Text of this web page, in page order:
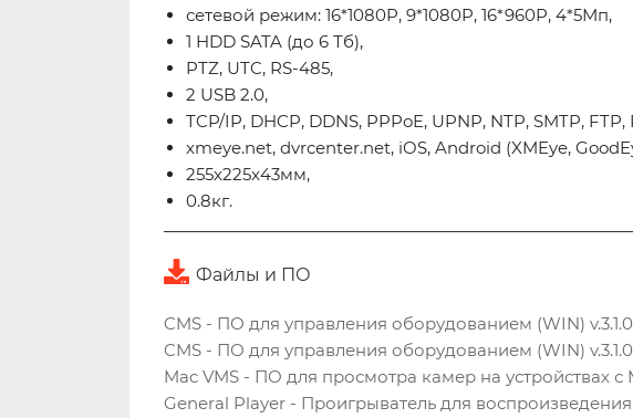
сетевой режим: 16*1080P, 9*1080P, 16*960P, 4*5Мп,
1 HDD SATA (до 6 Тб),
PTZ, UTC, RS-485,
2 USB 2.0,
TCP/IP, DHCP, DDNS, PPPoE, UPNP, NTP, SMTP, FTP,
xmeye.net, dvrcenter.net, iOS, Android (XMEye,
255x225x43мм,
0.8кг.
Файлы и ПО
CMS - ПО для управления оборудованием (WIN)
CMS - ПО для управления оборудованием (WIN)
Mac VMS - ПО для просмотра камер на устройствах с
General Player - Проигрыватель для